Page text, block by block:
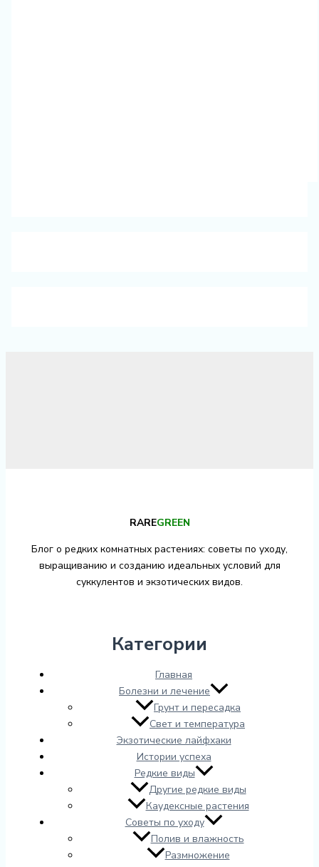
RAREGREEN
Блог о редких комнатных растениях: советы по уходу,
выращиванию и созданию идеальных условий для
суккулентов и экзотических видов.
Категории
Главная
Болезни и лечение
Грунт и пересадка
Свет и температура
Экзотические лайфхаки
Истории успеха
Редкие виды
Другие редкие виды
Каудексные растения
Советы по уходу
Полив и влажность
Размножение